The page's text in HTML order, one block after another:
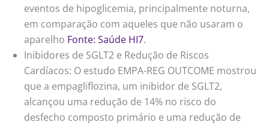
eventos de hipoglicemia, principalmente noturna,
em comparação com aqueles que não usaram o
aparelho Fonte: Saúde HI7.
Inibidores de SGLT2 e Redução de Riscos
Cardíacos: O estudo EMPA-REG OUTCOME mostrou
que a empagliflozina, um inibidor de SGLT2,
alcançou uma redução de 14% no risco do
desfecho composto primário e uma redução de